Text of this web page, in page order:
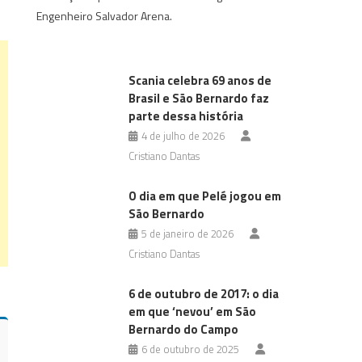
Engenheiro Salvador Arena.
Scania celebra 69 anos de
Brasil e São Bernardo faz
parte dessa história
4 de julho de 2026
Cristiano Dantas
O dia em que Pelé jogou em
São Bernardo
5 de janeiro de 2026
Cristiano Dantas
6 de outubro de 2017: o dia
em que ‘nevou’ em São
Bernardo do Campo
6 de outubro de 2025